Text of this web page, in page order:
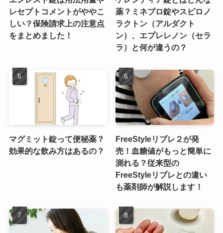
レセプトコメントがややこ
しい？保険請求上の注意点
をまとめました！
薬？ミネブロ錠やスピロノ
ラクトン（アルダクト
ン）、エプレレノン（セラ
ラ）と何が違うの？
マグミット錠って便秘薬？
効果的な飲み方はあるの？
FreeStyleリブレ２が発
売！血糖値がもっと簡単に
測れる？従来型の
FreeStyleリブレとの違い
も薬剤師が解説します！